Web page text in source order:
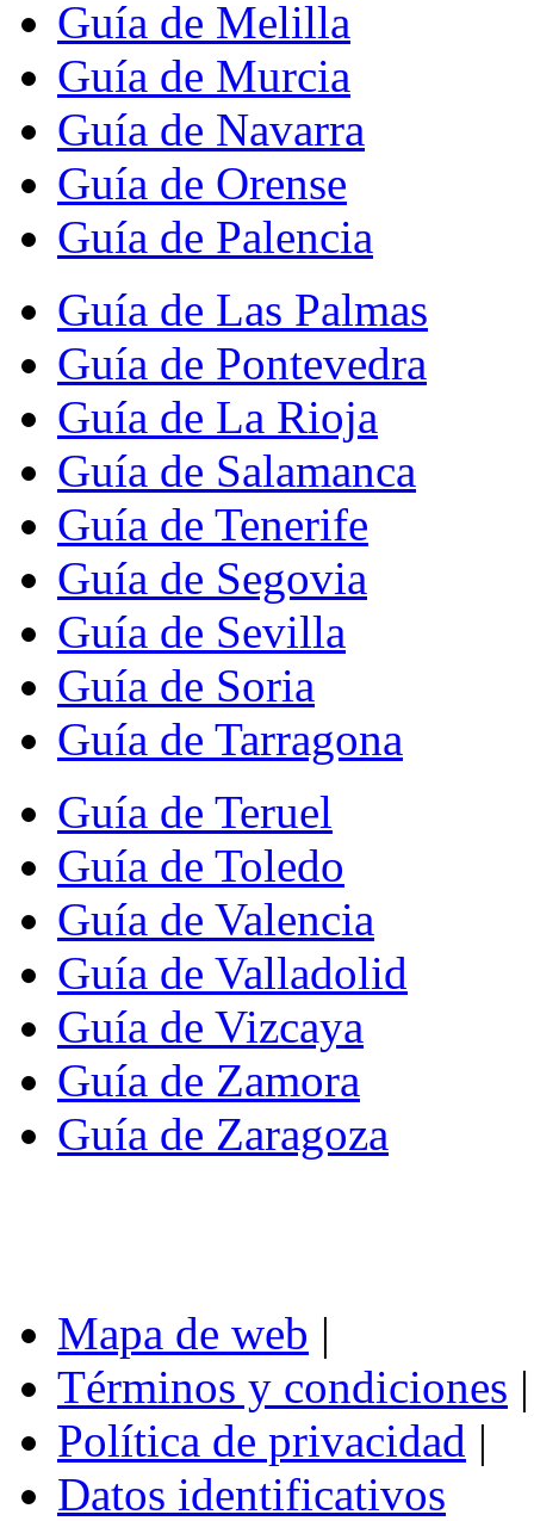
Guía de Melilla
Guía de Murcia
Guía de Navarra
Guía de Orense
Guía de Palencia
Guía de Las Palmas
Guía de Pontevedra
Guía de La Rioja
Guía de Salamanca
Guía de Tenerife
Guía de Segovia
Guía de Sevilla
Guía de Soria
Guía de Tarragona
Guía de Teruel
Guía de Toledo
Guía de Valencia
Guía de Valladolid
Guía de Vizcaya
Guía de Zamora
Guía de Zaragoza
Mapa de web |
Términos y condiciones |
Política de privacidad |
Datos identificativos